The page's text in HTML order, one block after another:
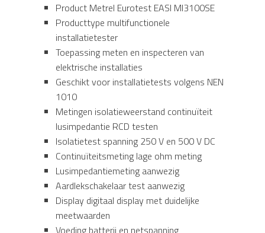
Product Metrel Eurotest EASI MI3100SE
Producttype multifunctionele
installatietester
Toepassing meten en inspecteren van
elektrische installaties
Geschikt voor installatietests volgens NEN
1010
Metingen isolatieweerstand continuïteit
lusimpedantie RCD testen
Isolatietest spanning 250 V en 500 V DC
Continuïteitsmeting lage ohm meting
Lusimpedantiemeting aanwezig
Aardlekschakelaar test aanwezig
Display digitaal display met duidelijke
meetwaarden
Voeding batterij en netspanning